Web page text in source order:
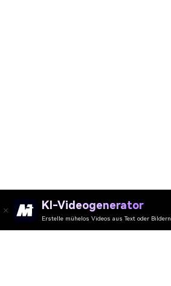
KI-Videogenerator
Erstelle mühelos Videos aus Text oder Bildern